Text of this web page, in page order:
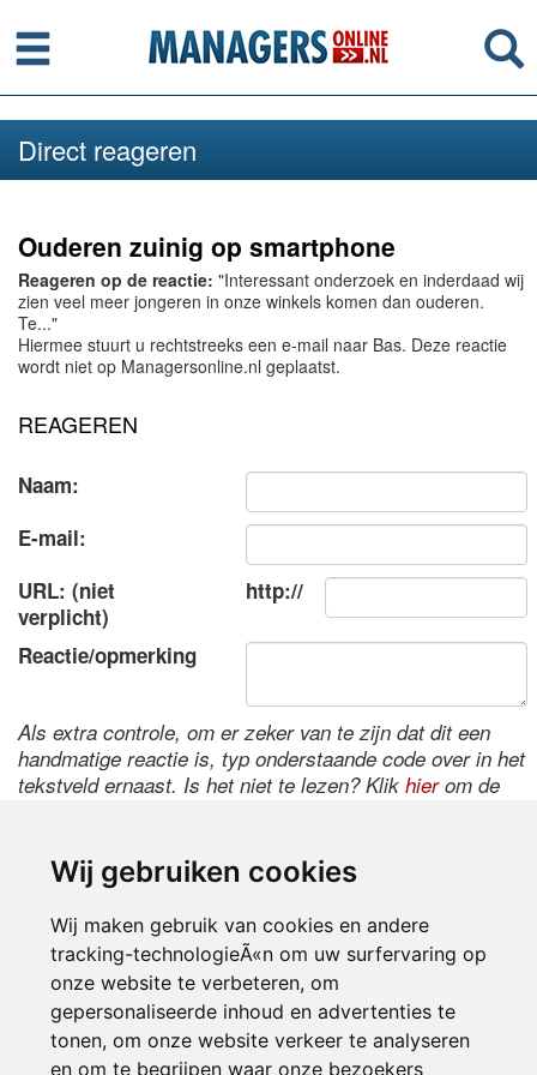
Wij gebruiken cookies
Wij maken gebruik van cookies en andere
tracking-technologieÃ«n om uw surfervaring op
onze website te verbeteren, om
gepersonaliseerde inhoud en advertenties te
tonen, om onze website verkeer te analyseren
en om te begrijpen waar onze bezoekers
Menu
Direct reageren
Ouderen zuinig op smartphone
Reageren op de reactie: "Interessant onderzoek en inderdaad wij
zien veel meer jongeren in onze winkels komen dan ouderen.
Te..."
Hiermee stuurt u rechtstreeks een e-mail naar Bas. Deze reactie
wordt niet op Managersonline.nl geplaatst.
REAGEREN
Naam:
E-mail:
URL: (niet
verplicht)
http://
Reactie/opmerking
Als extra controle, om er zeker van te zijn dat dit een
handmatige reactie is, typ onderstaande code over in het
tekstveld ernaast. Is het niet te lezen? Klik hierom de